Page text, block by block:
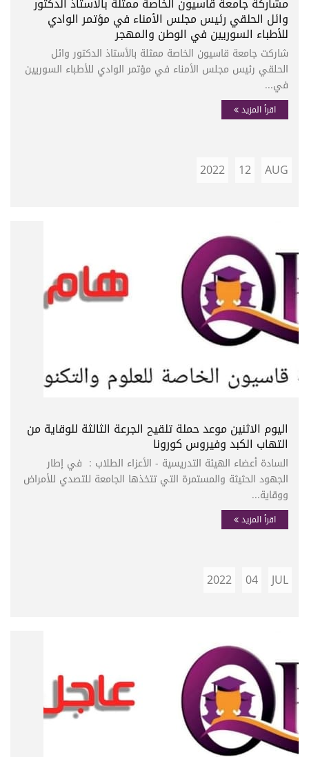
وائل الحلقي رئيس مجلس الأمناء في مؤتمر الوادي
للأطباء السوريين في الوطن والمهجر
شاركت جامعة قاسيون الخاصة ممثلة بالأستاذ الدكتور وائل
الحلقي رئيس مجلس الأمناء في مؤتمر الوادي للأطباء السوريين
في...
اقرأ المزيد
AUG
12
2022
اليوم الاثنين موعد حملة تلقيح الجرعة الثالثة للوقاية من
التهاب الكبد وفيروس كورونا
السادة أعضاء الهيئة التدريسية - الأعزاء الطلاب : في إطار
الجهود الحثيثة والمستمرة التي تتخذها الجامعة للتصدي للأمراض
ووقاية...
اقرأ المزيد
JUL
04
2022